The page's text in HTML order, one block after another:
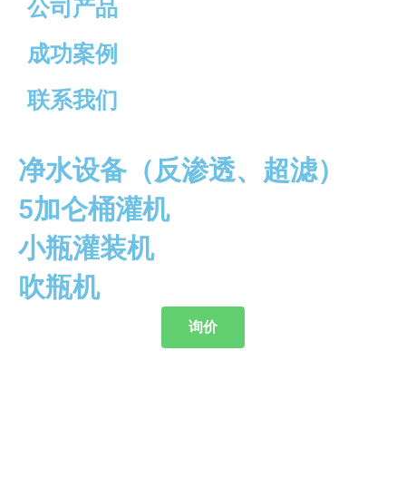
公司产品
成功案例
联系我们
净水设备（反渗透、超滤）
5加仑桶灌机
小瓶灌装机
吹瓶机
询价